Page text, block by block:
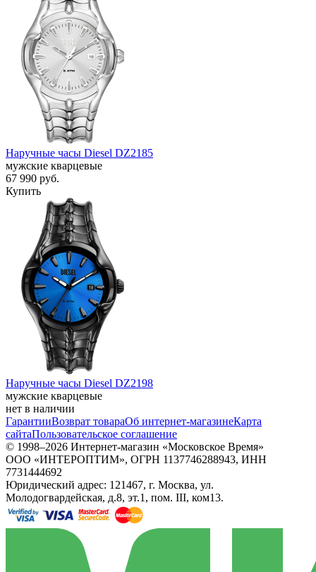
Наручные часы Diesel DZ2185
мужские кварцевые
67 990 руб.
Купить
Наручные часы Diesel DZ2198
мужские кварцевые
нет в наличии
ГарантииВозврат товараОб интернет-магазинеКарта
сайтаПользовательское соглашение
© 1998–2026 Интернет-магазин «Московское Время»
ООО «ИНТЕРОПТИМ», ОГРН 1137746288943, ИНН
7731444692
Юридический адрес: 121467, г. Москва, ул.
Молодогвардейская, д.8, эт.1, пом. III, ком13.